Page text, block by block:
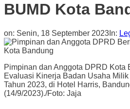
BUMD Kota
on: Senin, 18 September 2023 In:
Pimpinan dan Anggota DPRD Kota
Evaluasi Kinerja Badan Usaha
Tahun 2023, di Hotel Harris,
(14/9/2023)./Foto: Jaja